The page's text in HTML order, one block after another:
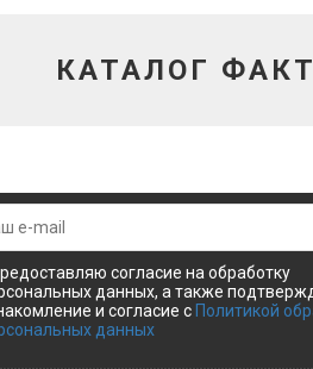
КАТАЛОГ
согласие на обработку
данных, а также
и согласие с Политикой
данных